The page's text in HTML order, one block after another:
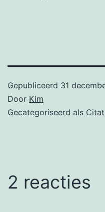
Gepubliceerd 31
Door Kim
Gecategoriseerd als
2 reacties